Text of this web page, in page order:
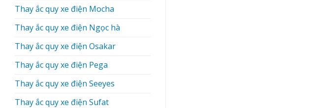
Thay ắc quy xe điện Mocha
Thay ắc quy xe điện Ngọc hà
Thay ắc quy xe điện Osakar
Thay ắc quy xe điện Pega
Thay ắc quy xe điện Seeyes
Thay ắc quy xe điện Sufat